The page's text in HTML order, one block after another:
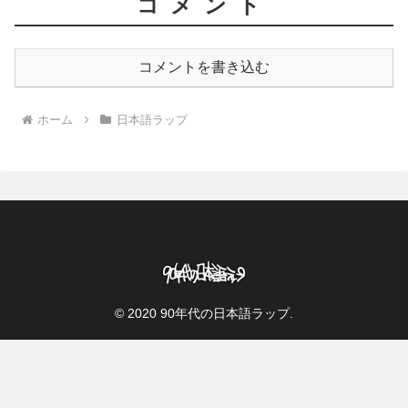
コメント
コメントを書き込む
ホーム 日本語ラップ
© 2020 90年代の日本語ラップ.